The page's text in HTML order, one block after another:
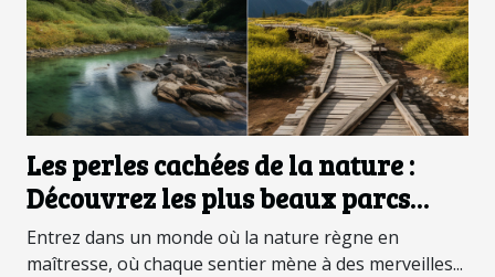
Les perles cachées de la nature :
Découvrez les plus beaux parcs
nationaux
Entrez dans un monde où la nature règne en
maîtresse, où chaque sentier mène à des merveilles...